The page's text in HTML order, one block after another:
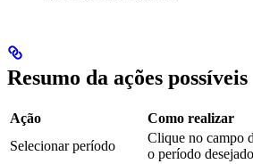
Resumo da ações possíveis
Ação
Como realizar
Selecionar período
Clique no campo
o período desejado